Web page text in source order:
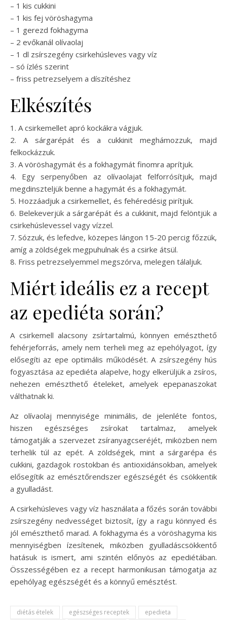
– 1 kis cukkini
– 1 kis fej vöröshagyma
– 1 gerezd fokhagyma
– 2 evőkanál olívaolaj
– 1 dl zsírszegény csirkehúsleves vagy víz
– só ízlés szerint
– friss petrezselyem a díszítéshez
Elkészítés
1. A csirkemellet apró kockákra vágjuk.
2. A sárgarépát és a cukkinit meghámozzuk, majd
felkockázzuk.
3. A vöröshagymát és a fokhagymát finomra aprítjuk.
4. Egy serpenyőben az olívaolajat felforrósítjuk, majd
megdinszteljük benne a hagymát és a fokhagymát.
5. Hozzáadjuk a csirkemellet, és fehéredésig pirítjuk.
6. Belekeverjük a sárgarépát és a cukkinit, majd felöntjük a
csirkehúslevessel vagy vízzel.
7. Sózzuk, és lefedve, közepes lángon 15-20 percig főzzük,
amíg a zöldségek megpuhulnak és a csirke átsül.
8. Friss petrezselyemmel megszórva, melegen tálaljuk.
Miért ideális ez a recept
az epediéta során?
A csirkemell alacsony zsírtartalmú, könnyen emészthető
fehérjeforrás, amely nem terheli meg az epehólyagot, így
elősegíti az epe optimális működését. A zsírszegény hús
fogyasztása az epediéta alapelve, hogy elkerüljük a zsíros,
nehezen emészthető ételeket, amelyek epepanaszokat
válthatnak ki.
Az olívaolaj mennyisége minimális, de jelenléte fontos,
hiszen egészséges zsírokat tartalmaz, amelyek
támogatják a szervezet zsíranyagcseréjét, miközben nem
terhelik túl az epét. A zöldségek, mint a sárgarépa és
cukkini, gazdagok rostokban és antioxidánsokban, amelyek
elősegítik az emésztőrendszer egészségét és csökkentik
a gyulladást.
A csirkehúsleves vagy víz használata a főzés során további
zsírszegény nedvességet biztosít, így a ragu könnyed és
jól emészthető marad. A fokhagyma és a vöröshagyma kis
mennyiségben ízesítenek, miközben gyulladáscsökkentő
hatásuk is ismert, ami szintén előnyös az epediétában.
Összességében ez a recept harmonikusan támogatja az
epehólyag egészségét és a könnyű emésztést.
diétás ételek egészséges receptek epedieta